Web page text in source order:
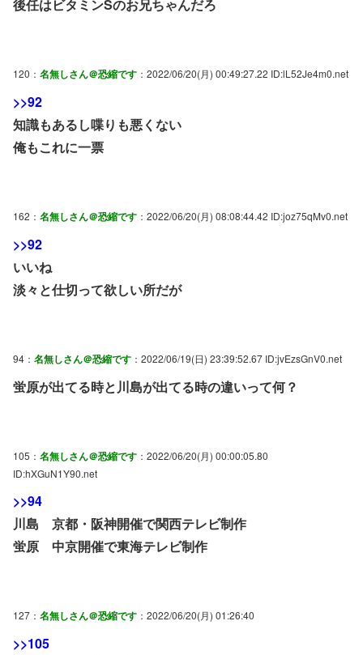
後任はビタミンSのお兄ちゃんだろ
120： 名無しさん＠恐縮です ：2022/06/20(月) 00:49:27.22 ID:lL52Je4m0.net
>>92
知識もあるし喋りも悪くない
俺もこれに一票
162： 名無しさん＠恐縮です ：2022/06/20(月) 08:08:44.42 ID:joz75qMv0.net
>>92
いいね
淡々と仕切って欲しい所だが
94： 名無しさん＠恐縮です ：2022/06/19(日) 23:39:52.67 ID:jvEzsGnV0.net
蛍原が出てる時と川島が出てる時の違いって何？
105： 名無しさん＠恐縮です ：2022/06/20(月) 00:00:05.80
ID:hXGuN1Y90.net
>>94
川島 京都・阪神開催で関西テレビ制作
蛍原 中京開催で東海テレビ制作
127： 名無しさん＠恐縮です ：2022/06/20(月) 01:26:40
>>105